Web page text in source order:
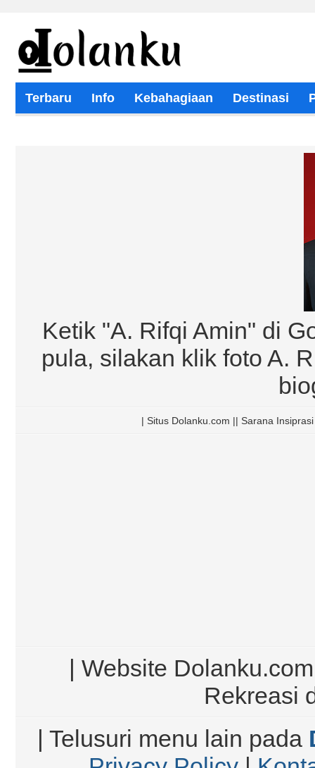
Terbaru Info Kebahagiaan Destinasi
Ketik "A. Rifqi Amin" di
pula, silakan klik foto A.
| Situs Dolanku.com || Sarana
| Website
Rekreasi
| Telusuri menu lain pada